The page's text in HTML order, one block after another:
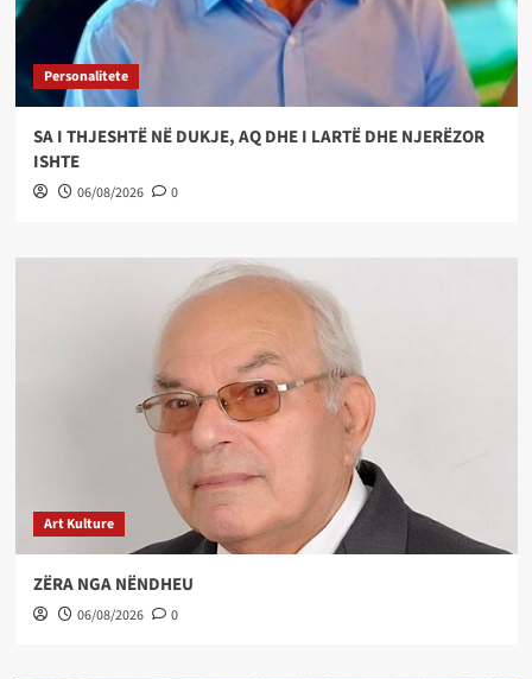
Personalitete
SA I THJESHTË NË DUKJE, AQ DHE I LARTË DHE NJERËZOR
ISHTE
06/08/2026 0
Art Kulture
ZËRA NGA NËNDHEU
06/08/2026 0